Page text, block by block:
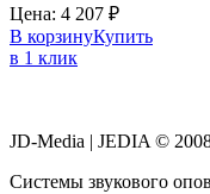
Цена: 4 207 ₽
В корзинуКупить
в 1 клик
JD-Media | JEDIA ©
Системы звукового